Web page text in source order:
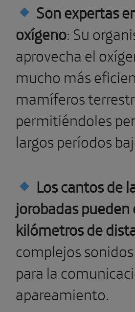
Son expertas
oxígeno: Su
aprovecha el
mucho más
mamíferos
permitiéndoles
largos períodos
Los cantos de
jorobadas pueden
kilómetros de
complejos
para la
apareamiento.